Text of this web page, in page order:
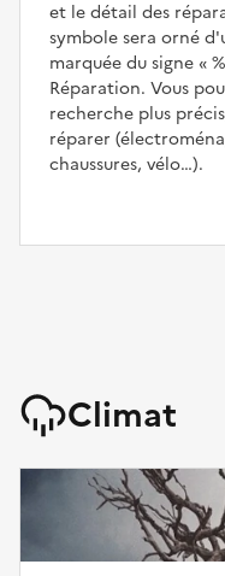
et le détail des
symbole sera orné
marquée du signe
%
Réparation. Vous
recherche plus
réparer
chaussures, vélo…).
Climat